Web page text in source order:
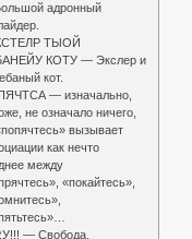
адронный
ТЫОЙ
КОТУ — Экслер и
кот.
— изначально,
не означало ничего,
вызывает
как нечто
между
«покайтесь»,
— Свобода,